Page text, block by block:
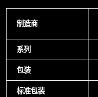
制造商
系列
包装
标准包装